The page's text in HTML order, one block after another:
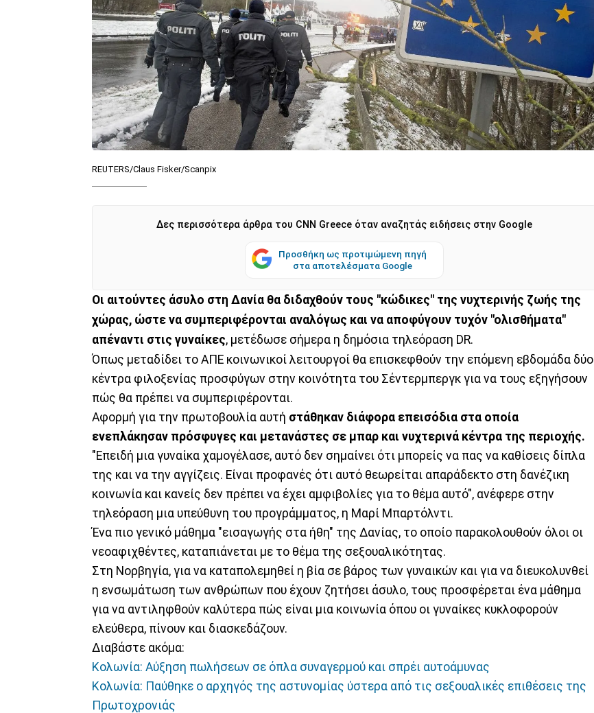
REUTERS/Claus Fisker/Scanpix
Δες περισσότερα άρθρα του CNN Greece όταν αναζητάς ειδήσεις στην Google
Προσθήκη ως προτιμώμενη πηγή
στα αποτελέσματα Google
Οι αιτούντες άσυλο στη Δανία θα διδαχθούν τους "κώδικες" της νυχτερινής ζωής της
χώρας, ώστε να συμπεριφέρονται αναλόγως και να αποφύγουν τυχόν "ολισθήματα"
απέναντι στις γυναίκες, μετέδωσε σήμερα η δημόσια τηλεόραση DR.
Όπως μεταδίδει το ΑΠΕ κοινωνικοί λειτουργοί θα επισκεφθούν την επόμενη εβδομάδα δύο
κέντρα φιλοξενίας προσφύγων στην κοινότητα του Σέντερμπεργκ για να τους εξηγήσουν
πώς θα πρέπει να συμπεριφέρονται.
Αφορμή για την πρωτοβουλία αυτή στάθηκαν διάφορα επεισόδια στα οποία
ενεπλάκησαν πρόσφυγες και μετανάστες σε μπαρ και νυχτερινά κέντρα της περιοχής.
"Επειδή μια γυναίκα χαμογέλασε, αυτό δεν σημαίνει ότι μπορείς να πας να καθίσεις δίπλα
της και να την αγγίζεις. Είναι προφανές ότι αυτό θεωρείται απαράδεκτο στη δανέζικη
κοινωνία και κανείς δεν πρέπει να έχει αμφιβολίες για το θέμα αυτό", ανέφερε στην
τηλεόραση μια υπεύθυνη του προγράμματος, η Μαρί Μπαρτόλντι.
Ένα πιο γενικό μάθημα "εισαγωγής στα ήθη" της Δανίας, το οποίο παρακολουθούν όλοι οι
νεοαφιχθέντες, καταπιάνεται με το θέμα της σεξουαλικότητας.
Στη Νορβηγία, για να καταπολεμηθεί η βία σε βάρος των γυναικών και για να διευκολυνθεί
η ενσωμάτωση των ανθρώπων που έχουν ζητήσει άσυλο, τους προσφέρεται ένα μάθημα
για να αντιληφθούν καλύτερα πώς είναι μια κοινωνία όπου οι γυναίκες κυκλοφορούν
ελεύθερα, πίνουν και διασκεδάζουν.
Διαβάστε ακόμα:
Κολωνία: Αύξηση πωλήσεων σε όπλα συναγερμού και σπρέι αυτοάμυνας
Κολωνία: Παύθηκε ο αρχηγός της αστυνομίας ύστερα από τις σεξουαλικές επιθέσεις της
Πρωτοχρονιάς